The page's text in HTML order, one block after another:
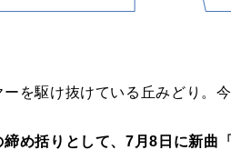
を駆け抜けている丘みどり。
め括りとして、7月8日に新曲